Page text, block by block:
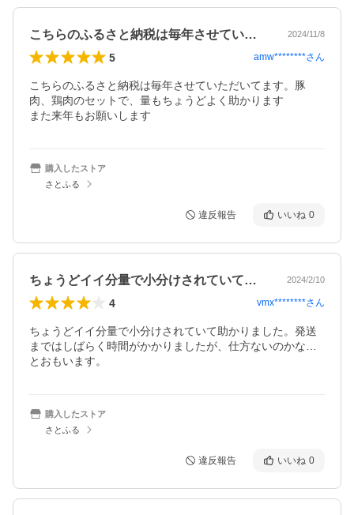
こちらのふるさと納税は毎年させていただ… 2024/11/8
5 amw********さん
こちらのふるさと納税は毎年させていただいてます。豚
肉、鶏肉のセットで、量もちょうどよく助かります
また来年もお願いします
購入したストア
さとふる
違反報告 いいね 0
ちょうどイイ分量で小分けされていて助か… 2024/2/10
4 vmx********さん
ちょうどイイ分量で小分けされていて助かりました。発送
まではしばらく時間がかかりましたが、仕方ないのかな…
とおもいます。
購入したストア
さとふる
違反報告 いいね 0